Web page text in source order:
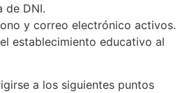
de DNI.
y correo electrónico activos.
establecimiento educativo al
a los siguientes puntos